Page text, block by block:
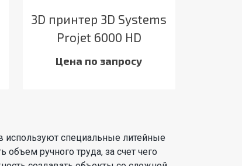
3D принтер 3D Systems
Projet 6000 HD
Цена по запросу
используют специальные литейные
ручного труда, за счет чего